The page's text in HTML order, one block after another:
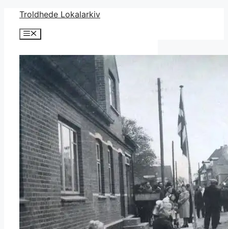
Hop
indhold
Troldhede Lokalarkiv
Menu